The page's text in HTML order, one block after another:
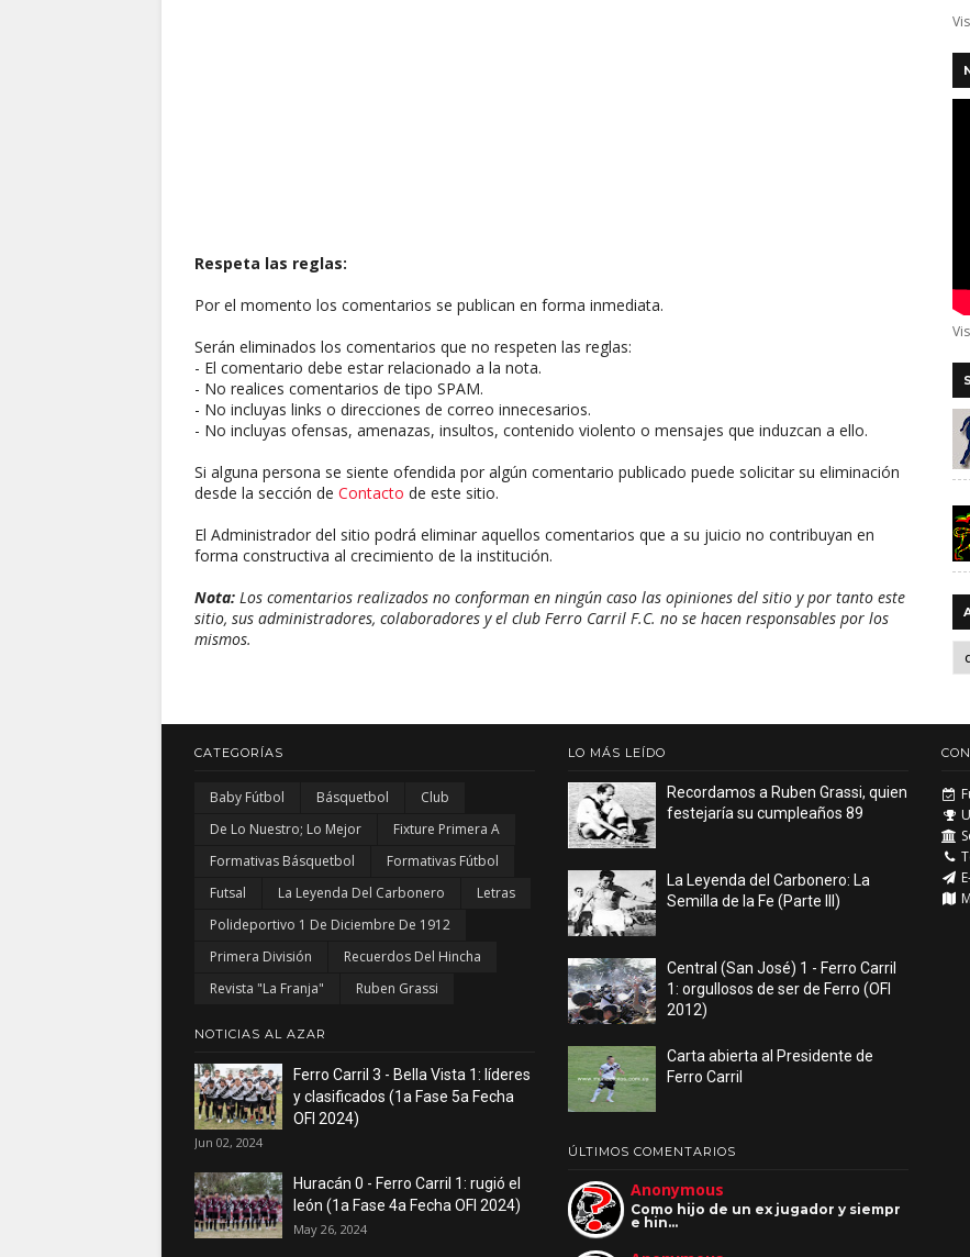
Respeta las reglas:
Por el momento los comentarios se publican en forma inmediata.
Serán eliminados los comentarios que no respeten las reglas:
- El comentario debe estar relacionado a la nota.
- No realices comentarios de tipo SPAM.
- No incluyas links o direcciones de correo innecesarios.
- No incluyas ofensas, amenazas, insultos, contenido violento o mensajes que induzcan a ello.
Si alguna persona se siente ofendida por algún comentario publicado puede solicitar su eliminación
desde la sección de Contacto de este sitio.
El Administrador del sitio podrá eliminar aquellos comentarios que a su juicio no contribuyan en
forma constructiva al crecimiento de la institución.
Nota: Los comentarios realizados no conforman en ningún caso las opiniones del sitio y por tanto este
sitio, sus administradores, colaboradores y el club Ferro Carril F.C. no se hacen responsables por los
mismos.
CATEGORÍAS
Baby Fútbol Básquetbol
Club
De Lo Nuestro; Lo Mejor
Fixture Primera A
Formativas Básquetbol
Formativas Fútbol
Futsal
La Leyenda Del Carbonero
Letras
Polideportivo 1 De Diciembre De 1912
Primera División
Recuerdos Del Hincha
Revista "La Franja"
Ruben Grassi
NOTICIAS AL AZAR
Ferro Carril 3 - Bella Vista 1: líderes
y clasificados (1a Fase 5a Fecha
OFI 2024)
Jun 02, 2024
Huracán 0 - Ferro Carril 1: rugió el
león (1a Fase 4a Fecha OFI 2024)
May 26, 2024
LO MÁS LEÍDO
Recordamos a Ruben Grassi, quien
festejaría su cumpleaños 89
La Leyenda del Carbonero: La
Semilla de la Fe (Parte III)
Central (San José) 1 - Ferro Carril
1: orgullosos de ser de Ferro (OFI
2012)
Carta abierta al Presidente de
Ferro Carril
ÚLTIMOS COMENTARIOS
Anonymous
Como hijo de un ex jugador y siempr
e hin…